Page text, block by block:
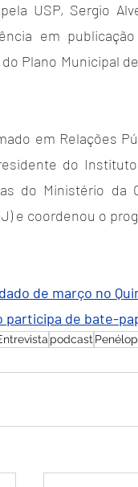
USP, Sergio
em
Plano Municipal
em Relações
do
do Ministério da
e coordenou o
de março no
participa de bate-
podcast